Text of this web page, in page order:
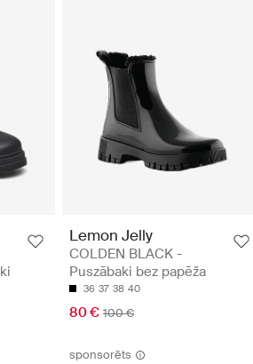
Lemon Jelly
COLDEN BLACK -
Puszābaki bez papēža
36 37 38 40
80 € 100 €
sponsorēts